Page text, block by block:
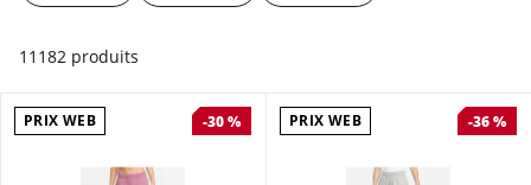
11182 produits
PRIX WEB -30 % PRIX WEB -36 %